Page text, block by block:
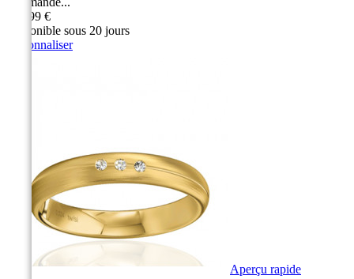
999,99 €
Disponible sous 20 jours
Personnaliser
Aperçu rapide